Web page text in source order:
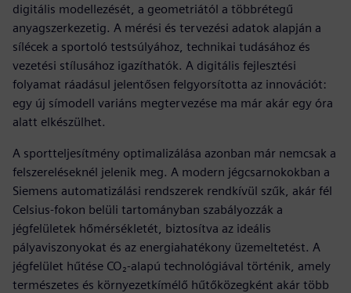
digitális modellezését, a geometriától a többrétegű
anyagszerkezetig. A mérési és tervezési adatok alapján a
sílécek a sportoló testsúlyához, technikai tudásához és
vezetési stílusához igazíthatók. A digitális fejlesztési
folyamat ráadásul jelentősen felgyorsította az innovációt:
egy új símodell variáns megtervezése ma már akár egy óra
alatt elkészülhet.
A sportteljesítmény optimalizálása azonban már nemcsak a
felszereléseknél jelenik meg. A modern jégcsarnokokban a
Siemens automatizálási rendszerek rendkívül szűk, akár fél
Celsius-fokon belüli tartományban szabályozzák a
jégfelületek hőmérsékletét, biztosítva az ideális
pályaviszonyokat és az energiahatékony üzemeltetést. A
jégfelület hűtése CO₂-alapú technológiával történik, amely
természetes és környezetkímélő hűtőközegként akár több